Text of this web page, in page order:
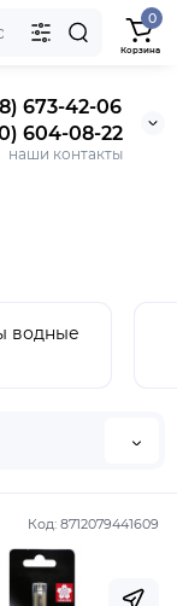
673-42-06
604-08-22
наши контакты
0
Корзина
водные
Код: 8712079441609